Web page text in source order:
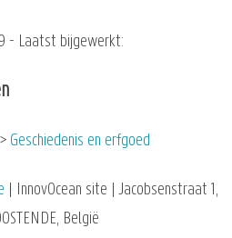
- Laatst bijgewerkt:
Geschiedenis en erfgoed
| InnovOcean site | Jacobsenstraat 1,
België